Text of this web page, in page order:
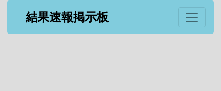
結果速報掲示板